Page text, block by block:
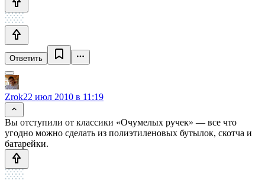
Ответить
Zrok22 июл 2010 в 11:19
Вы отступили от классики «Очумелых ручек» — все что
угодно можно сделать из полиэтиленовых бутылок, скотча и
батарейки.